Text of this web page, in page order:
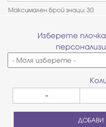
Максимален брой знаци: 30
Изберете
-
ДОБАВИ